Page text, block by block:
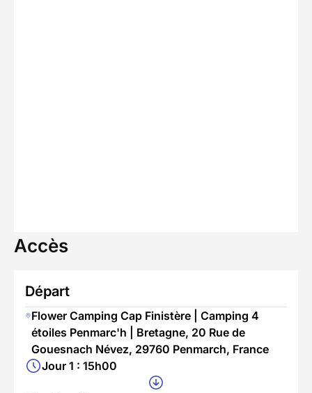
Accès
Départ
Flower Camping Cap Finistère | Camping 4
étoiles Penmarc'h | Bretagne, 20 Rue de
Gouesnach Névez, 29760 Penmarch, France
Jour 1 : 15h00